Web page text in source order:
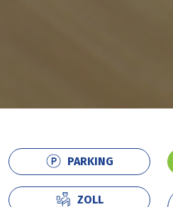
PARKING
ZOLL